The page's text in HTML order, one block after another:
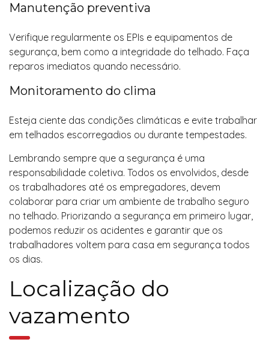
Manutenção preventiva
Verifique regularmente os EPIs e equipamentos de
segurança, bem como a integridade do telhado. Faça
reparos imediatos quando necessário.
Monitoramento do clima
Esteja ciente das condições climáticas e evite trabalhar
em telhados escorregadios ou durante tempestades.
Lembrando sempre que a segurança é uma
responsabilidade coletiva. Todos os envolvidos, desde
os trabalhadores até os empregadores, devem
colaborar para criar um ambiente de trabalho seguro
no telhado. Priorizando a segurança em primeiro lugar,
podemos reduzir os acidentes e garantir que os
trabalhadores voltem para casa em segurança todos
os dias.
Localização do
vazamento